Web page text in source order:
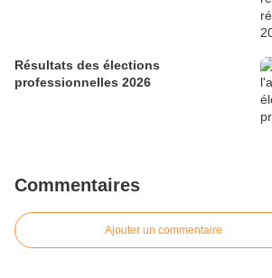
Résultats des élections
professionnelles 2026
Commentaires
Ajouter un commentaire